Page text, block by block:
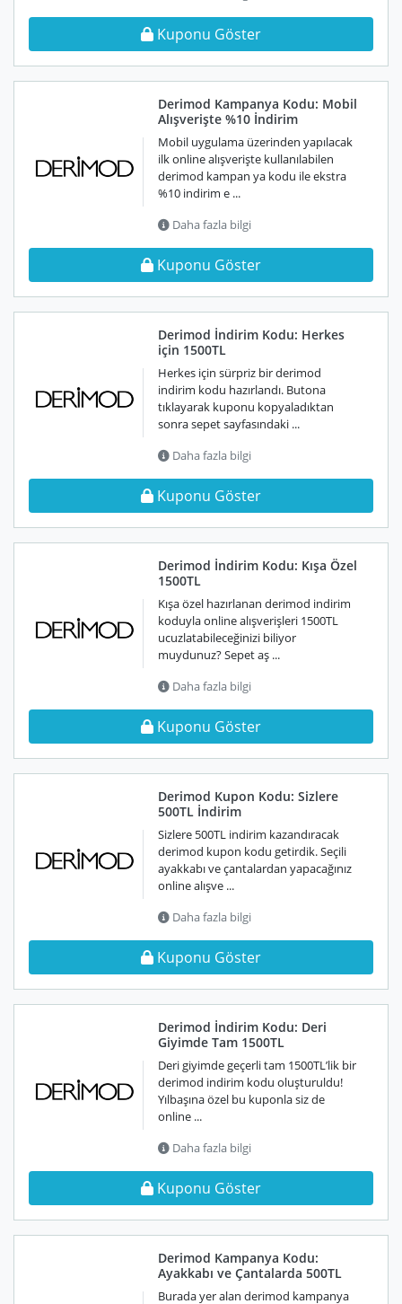
Kuponu Göster
Derimod Kampanya Kodu: Mobil
Alışverişte %10 İndirim
Mobil uygulama üzerinden yapılacak
ilk online alışverişte kullanılabilen
derimod kampan ya kodu ile ekstra
%10 indirim e ...
Daha fazla bilgi
Kuponu Göster
Derimod İndirim Kodu: Herkes
için 1500TL
Herkes için sürpriz bir derimod
indirim kodu hazırlandı. Butona
tıklayarak kuponu kopyaladıktan
sonra sepet sayfasındaki ...
Daha fazla bilgi
Kuponu Göster
Derimod İndirim Kodu: Kışa Özel
1500TL
Kışa özel hazırlanan derimod indirim
koduyla online alışverişleri 1500TL
ucuzlatabileceğinizi biliyor
muydunuz? Sepet aş ...
Daha fazla bilgi
Kuponu Göster
Derimod Kupon Kodu: Sizlere
500TL İndirim
Sizlere 500TL indirim kazandıracak
derimod kupon kodu getirdik. Seçili
ayakkabı ve çantalardan yapacağınız
online alışve ...
Daha fazla bilgi
Kuponu Göster
Derimod İndirim Kodu: Deri
Giyimde Tam 1500TL
Deri giyimde geçerli tam 1500TL’lik bir
derimod indirim kodu oluşturuldu!
Yılbaşına özel bu kuponla siz de
online ...
Daha fazla bilgi
Kuponu Göster
Derimod Kampanya Kodu:
Ayakkabı ve Çantalarda 500TL
Burada yer alan derimod kampanya